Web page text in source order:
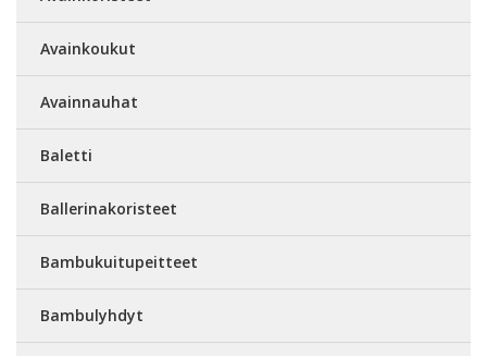
Avainkoukut
Avainnauhat
Baletti
Ballerinakoristeet
Bambukuitupeitteet
Bambulyhdyt